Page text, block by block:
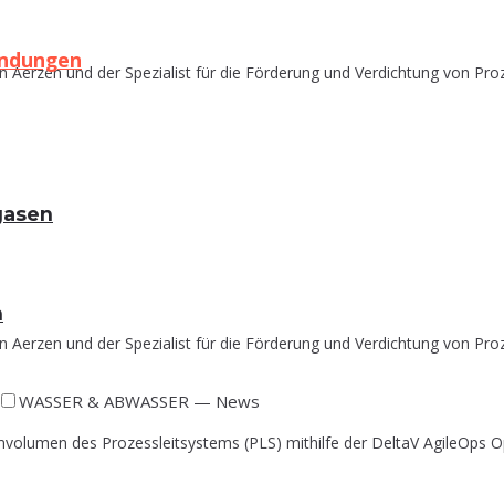
und der Spezialist für die Förderung und Verdichtung von
des Prozessleitsystems (PLS) mithilfe der DeltaV
und der Spezialist für die Förderung und Verdichtung von
WASSER & ABWASSER — News